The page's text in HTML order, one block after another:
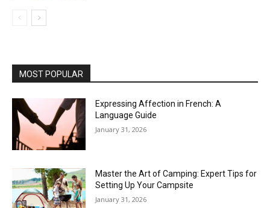
MOST POPULAR
Expressing Affection in French: A
Language Guide
January 31, 2026
Master the Art of Camping: Expert Tips for
Setting Up Your Campsite
January 31, 2026